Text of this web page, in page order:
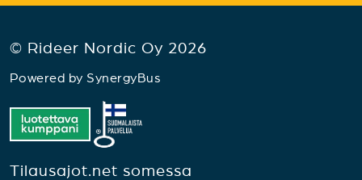
© Rideer Nordic Oy 2026
Powered by SynergyBus
Tilausajot.net somessa